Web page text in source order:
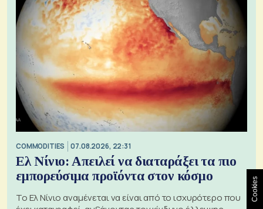
COMMODITIES 07.08.2026, 22:31
Ελ Νίνιο: Απειλεί να διαταράξει τα πιο
εμπορεύσιμα προϊόντα στον κόσμο
Το Ελ Νίνιο αναμένεται να είναι από το ισχυρότερο που
Cookies